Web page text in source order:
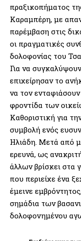
πραξικοπήματος
Καραμπέρη, με
παρέμβαση στις
οι πραγματικές
δολοφονίας του
Για να
επιχείρησαν το
να τον
φροντίδα των
Καθοριστική για
συμβολή ενός
Ηλιάδη. Μετά από
ερευνά, ως
άλλων βρίσκει στα
που περιείχε ένα
έμεινε
σημάδια των
δολοφονημένου